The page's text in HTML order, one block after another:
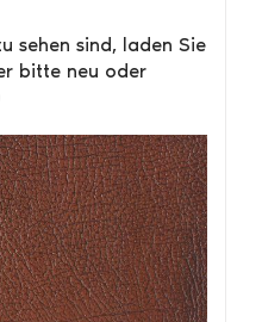
sehen sind, laden Sie
bitte neu oder